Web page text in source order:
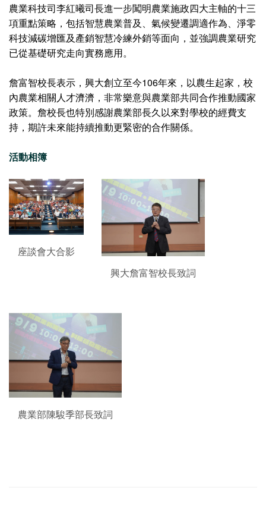
農業科技司李紅曦司長進一步闖明農業施政四大主軸的十三
項重點策略，包括智慧農業普及、氣候變遷調適作為、淨零
科技減碳增匯及產銷智慧冷練外銷等面向，並強調農業研究
已從基礎研究走向實務應用。
詹富智校長表示，興大創立至今106年來，以農生起家，校
內農業相關人才濟濟，非常樂意與農業部共同合作推動國家
政策。詹校長也特別感謝農業部長久以來對學校的經費支
持，期許未來能持續推動更緊密的合作關係。
活動相簿
座談會大合影
興大詹富智校長致詞
農業部陳駿季部長致詞